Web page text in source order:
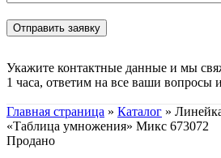
Укажите контактные данные и мы
1 часа, ответим на все ваши
Главная страница » Каталог »
«Таблица умножения» Микс 673072
Продано